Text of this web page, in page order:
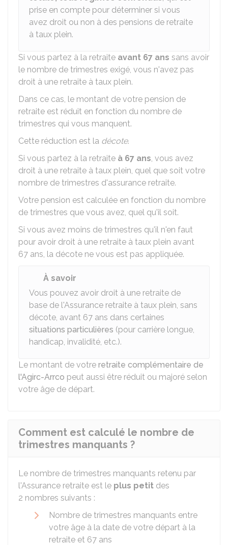
prise en compte pour déterminer si vous
avez droit ou non à des pensions de retraite
à taux plein.
Si vous partez à la retraite avant 67 ans sans avoir
le nombre de trimestres exigé, vous n'avez pas
droit à une retraite à taux plein.
Dans ce cas, le montant de votre pension de
retraite est réduit en fonction du nombre de
trimestres qui vous manquent.
Cette réduction est la décote.
Si vous partez à la retraite à 67 ans, vous avez
droit à une retraite à taux plein, quel que soit votre
nombre de trimestres d'assurance retraite.
Votre pension est calculée en fonction du nombre
de trimestres que vous avez, quel qu'il soit.
Si vous avez moins de trimestres qu'il n'en faut
pour avoir droit à une retraite à taux plein avant
67 ans, la décote ne vous est pas appliquée.
À savoir
Vous pouvez avoir droit à une retraite de
base de l'Assurance retraite à taux plein, sans
décote, avant 67 ans dans certaines
situations particulières (pour carrière longue,
handicap, invalidité, etc.).
Le montant de votre retraite complémentaire de
l'Agirc-Arrco peut aussi être réduit ou majoré selon
votre âge de départ.
Comment est calculé le nombre de
trimestres manquants ?
Le nombre de trimestres manquants retenu par
l'Assurance retraite est le plus petit des
2 nombres suivants :
Nombre de trimestres manquants entre
votre âge à la date de votre départ à la
retraite et 67 ans